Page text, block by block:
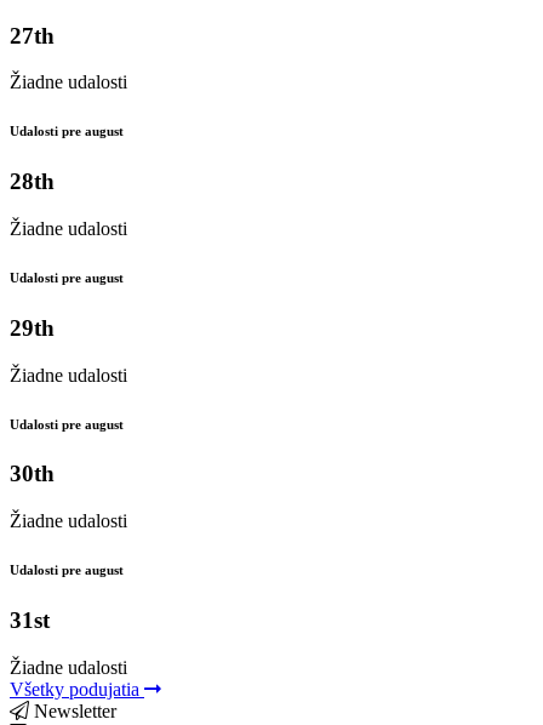
27th
Žiadne udalosti
Udalosti pre august
28th
Žiadne udalosti
Udalosti pre august
29th
Žiadne udalosti
Udalosti pre august
30th
Žiadne udalosti
Udalosti pre august
31st
Žiadne udalosti
Všetky podujatia
Newsletter